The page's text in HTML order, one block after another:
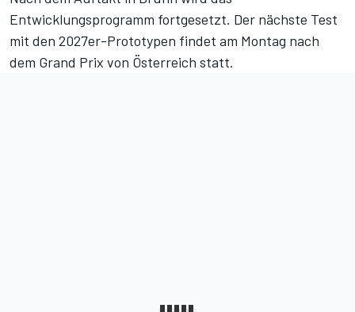
Entwicklungsprogramm fortgesetzt. Der nächste Test
mit den 2027er-Prototypen findet am Montag nach
dem Grand Prix von Österreich statt.